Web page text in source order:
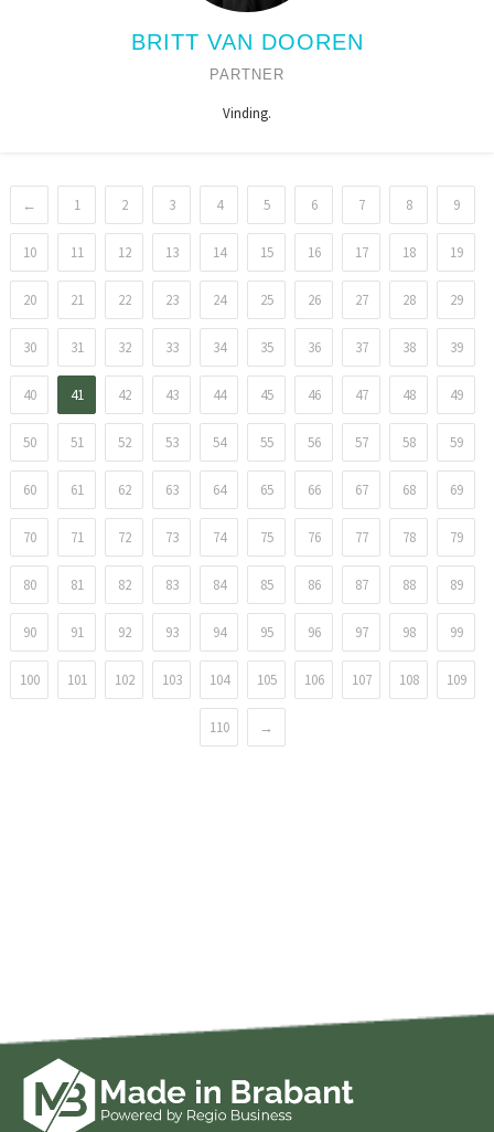
BRITT VAN DOOREN
PARTNER
Vinding.
← 1 2 3 4 5 6 7 8 9
10 11 12 13 14 15 16 17 18 19
20 21 22 23 24 25 26 27 28 29
30 31 32 33 34 35 36 37 38 39
40 41 42 43 44 45 46 47 48 49
50 51 52 53 54 55 56 57 58 59
60 61 62 63 64 65 66 67 68 69
70 71 72 73 74 75 76 77 78 79
80 81 82 83 84 85 86 87 88 89
90 91 92 93 94 95 96 97 98 99
100 101 102 103 104 105 106 107 108 109
110 →